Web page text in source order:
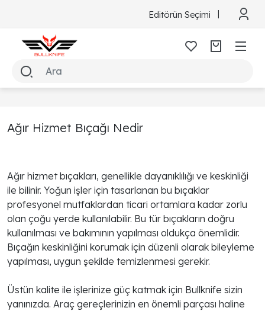
Editörün Seçimi
Ağır Hizmet Bıçağı Nedir
Ağır hizmet bıçakları, genellikle dayanıklılığı ve keskinliği
ile bilinir. Yoğun işler için tasarlanan bu bıçaklar
profesyonel mutfaklardan ticari ortamlara kadar zorlu
olan çoğu yerde kullanılabilir. Bu tür bıçakların doğru
kullanılması ve bakımının yapılması oldukça önemlidir.
Bıçağın keskinliğini korumak için düzenli olarak bileyleme
yapılması, uygun şekilde temizlenmesi gerekir.
Üstün kalite ile işlerinize güç katmak için Bullknife sizin
yanınızda. Araç gereçlerinizin en önemli parçası haline